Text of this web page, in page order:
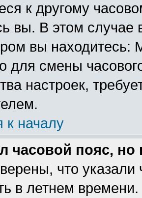
к другому
вы. В этом
вы
для смены
настроек,
к началу
часовой пояс,
что указали
в летнем